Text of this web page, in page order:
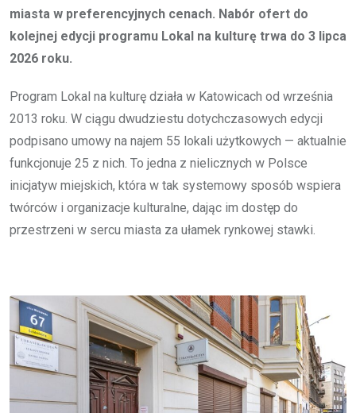
miasta w preferencyjnych cenach. Nabór ofert do
kolejnej edycji programu Lokal na kulturę trwa do 3 lipca
2026 roku.
Program Lokal na kulturę działa w Katowicach od września
2013 roku. W ciągu dwudziestu dotychczasowych edycji
podpisano umowy na najem 55 lokali użytkowych — aktualnie
funkcjonuje 25 z nich. To jedna z nielicznych w Polsce
inicjatyw miejskich, która w tak systemowy sposób wspiera
twórców i organizacje kulturalne, dając im dostęp do
przestrzeni w sercu miasta za ułamek rynkowej stawki.